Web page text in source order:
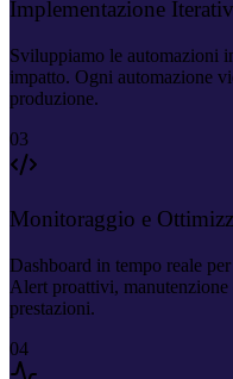
Implementazione
Sviluppiamo le automazioni
impatto. Ogni automazione
produzione.
03
Monitoraggio e
Dashboard in tempo reale
Alert proattivi,
prestazioni.
04